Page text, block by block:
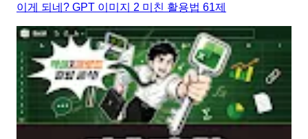
이게 되네? GPT 이미지 2 미친 활용법 61제